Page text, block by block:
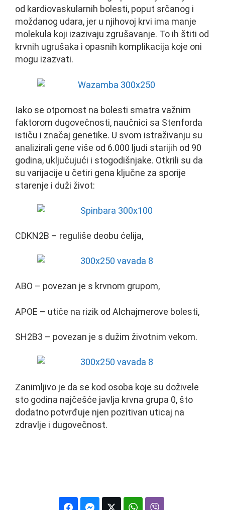
od kardiovaskularnih bolesti, poput srčanog i
moždanog udara, jer u njihovoj krvi ima manje
molekula koji izazivaju zgrušavanje. To ih štiti od
krvnih ugrušaka i opasnih komplikacija koje oni
mogu izazvati.
Iako se otpornost na bolesti smatra važnim
faktorom dugovečnosti, naučnici sa Stenforda
ističu i značaj genetike. U svom istraživanju su
analizirali gene više od 6.000 ljudi starijih od 90
godina, uključujući i stogodišnjake. Otkrili su da
su varijacije u četiri gena ključne za sporije
starenje i duži život:
CDKN2B – reguliše deobu ćelija,
ABO – povezan je s krvnom grupom,
APOE – utiče na rizik od Alchajmerove bolesti,
SH2B3 – povezan je s dužim životnim vekom.
Zanimljivo je da se kod osoba koje su doživele
sto godina najčešće javlja krvna grupa 0, što
dodatno potvrđuje njen pozitivan uticaj na
zdravlje i dugovečnost.